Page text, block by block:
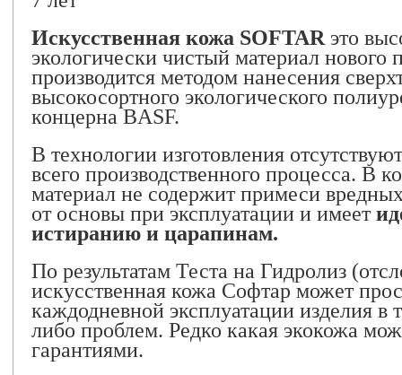
Искусственная кожа SOFTAR это
экологически чистый материал нового
производится методом нанесения
высокосортного экологического
концерна BASF.
В технологии изготовления
всего производственного процесса. В
материал не содержит примеси
от основы при эксплуатации и имеет
истиранию и царапинам.
По результатам Теста на Гидролиз
искусственная кожа Софтар может
каждодневной эксплуатации изделия в
либо проблем. Редко какая экокожа
гарантиями.